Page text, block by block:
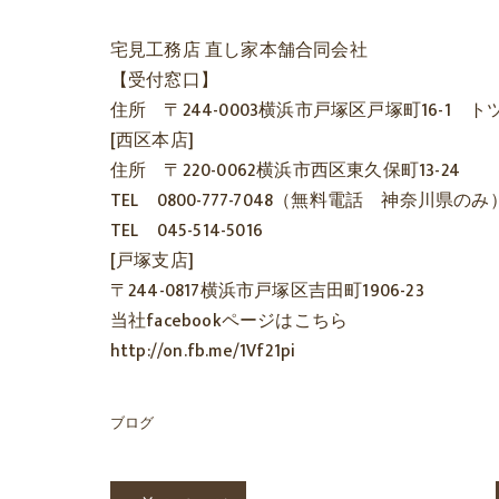
宅見工務店 直し家本舗合同会社
【受付窓口】
住所 〒244-0003横浜市戸塚区戸塚町16-1 ト
[西区本店]
住所 〒220-0062横浜市西区東久保町13-24
TEL 0800-777-7048（無料電話 神奈川県のみ）
TEL 045-514-5016
[戸塚支店]
〒244-0817横浜市戸塚区吉田町1906-23
当社facebookページはこちら
http://on.fb.me/1Vf21pi
ブログ